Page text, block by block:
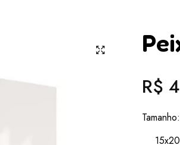
Frete grátis acima de R$300 em
Preço
normal
R$
Tamanho:
15x20